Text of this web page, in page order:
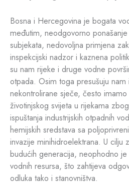
Bosna i Hercegovina je bogata
međutim, neodgovorno
subjekata, nedovoljna primjena
inspekcijski nadzor i kaznena
su nam rijeke i druge vodne
otpada. Osim toga presušuju
nekontrolirane sječe, često
životinjskog svijeta u rijekama
ispuštanja industrijskih otpadnih
hemijskih sredstava sa
invazije minihidroelektrana. U cilju
budućih generacija, neophodno
vodnih resursa, što zahtijeva
odluka tako i stanovništva.